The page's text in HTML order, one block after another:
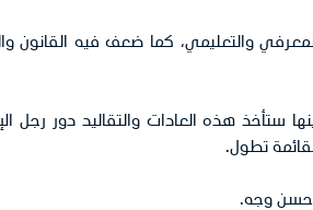
والتعليمي، كما ضعف فيه القانون
ستأخذ هذه العادات والتقاليد دور رجل
تطول.
أحسن وجه.